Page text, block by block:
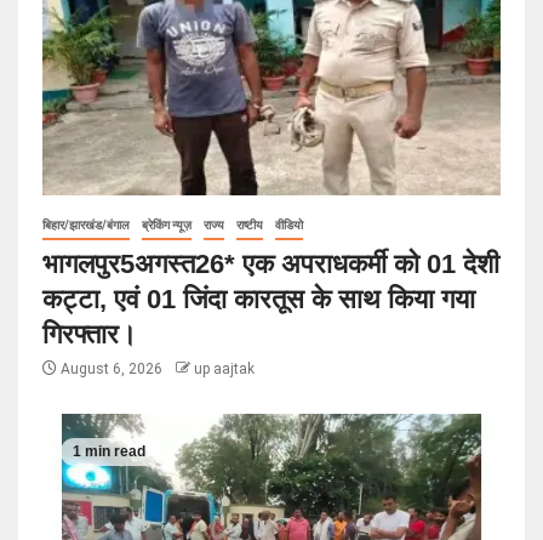
बिहार/झारखंड/बंगाल ब्रेकिंग न्यूज़ राज्य राष्टीय वीडियो
भागलपुर5अगस्त26* एक अपराधकर्मी को 01 देशी
कट्टा, एवं 01 जिंदा कारतूस के साथ किया गया
गिरफ्तार।
August 6, 2026 up aajtak
1 min read